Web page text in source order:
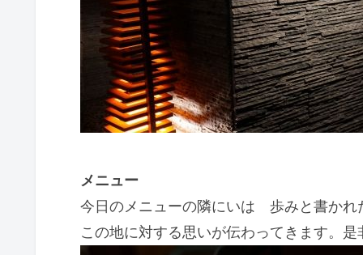
メニュー
今日のメニューの隣にいは 歩みと書かれ
この地に対する思いが伝わってきます。是